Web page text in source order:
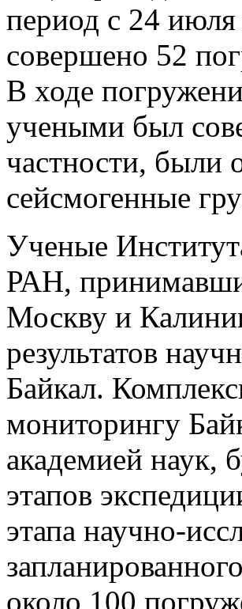
период с 24
совершено 52
В ходе
учеными был
частности, были
сейсмогенные
Ученые
РАН,
Москву и
результатов
Байкал.
мониторингу
академией наук,
этапов
этапа научно-
около 100